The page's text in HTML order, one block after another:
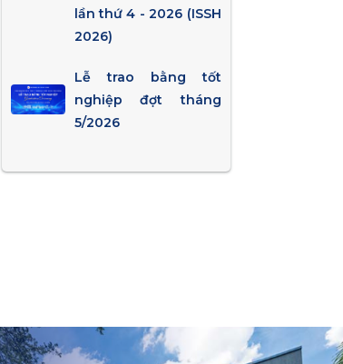
lần thứ 4 - 2026 (ISSH
2026)
Lễ trao bằng tốt
nghiệp đợt tháng
5/2026